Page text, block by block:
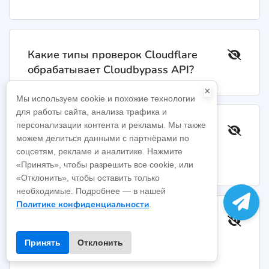
Какие типы проверок Cloudflare
обрабатывает Cloudbypass API?
В каком формате возвращаются
результаты после подключения
Cloudbypass API?
высокой параллельности сбора
данных новостей и романов?
×
Мы используем cookie и похожие технологии
для работы сайта, анализа трафика и
персонализации контента и рекламы. Мы также
можем делиться данными с партнёрами по
соцсетям, рекламе и аналитике. Нажмите
«Принять», чтобы разрешить все cookie, или
«Отклонить», чтобы оставить только
необходимые. Подробнее — в нашей
Политике конфиденциальности
Принять Отклонить